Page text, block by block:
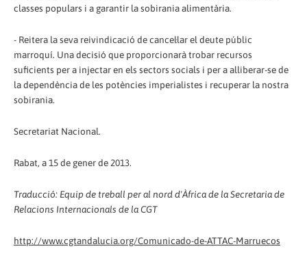
classes populars i a garantir la sobirania alimentària.
- Reitera la seva reivindicació de cancel·lar el deute públic
marroquí. Una decisió que proporcionarà trobar recursos
suficients per a injectar en els sectors socials i per a alliberar-se de
la dependència de les potències imperialistes i recuperar la nostra
sobirania.
Secretariat Nacional.
Rabat, a 15 de gener de 2013.
Traducció: Equip de treball per al nord d'Àfrica de la Secretaria de
Relacions Internacionals de la CGT
http://www.cgtandalucia.org/Comunicado-de-ATTAC-Marruecos